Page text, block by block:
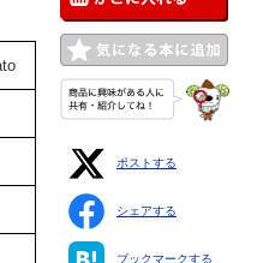
ポストする
シェアする
ブックマークする